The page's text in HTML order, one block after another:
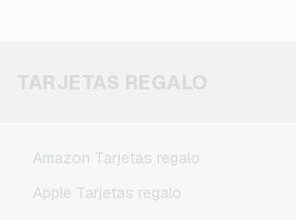
TARJETAS REGALO
Amazon Tarjetas regalo
Apple Tarjetas regalo